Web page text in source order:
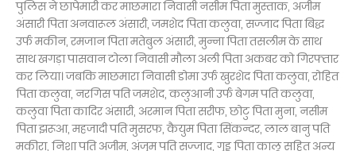
पुलिस ने छापेमारी कर माछमारा निवासी नसीम पिता मुस्ताक, अजीम
अंसारी पिता अनवारूल अंसारी, जमशेद पिता कलुवा, सज्जाद पिता बिद्ध
उर्फ मकीन, रमजान पिता मतेबुल अंसारी, मुन्ना पिता तसलीम के साथ
साथ खगड़ा पासवान टोला निवासी मौला अली पिता अकबर को गिरफ्तार
कर लिया। जबकि माछमारा निवासी डोमा उर्फ खुरशेद पिता कलुवा, रोहित
पिता कलुवा, नरगिस पति जमशेद, कलुआनी उर्फ बेगम पति कलुवा,
कलुवा पिता कादिर अंसारी, अरमान पिता सरीफ, छोटु पिता मुना, नसीम
पिता झरूआ, महजादी पति मुसरफ, कैयुम पिता सिंकन्दर, लाल बानु पति
मकीरा, निशा पति अजीम, अंजुम पति सज्जाद, गुड्डु पिता कालू सहित अन्य